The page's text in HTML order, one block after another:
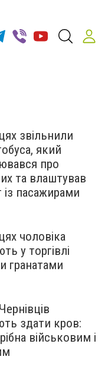
звільнили
який
про
та влаштував
із пасажирами
чоловіка
у торгівлі
гранатами
здати кров:
військовим і